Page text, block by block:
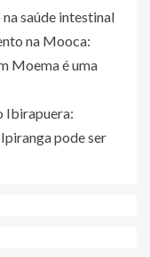
saúde intestinal
na Mooca:
Moema é uma
Ibirapuera:
pode ser